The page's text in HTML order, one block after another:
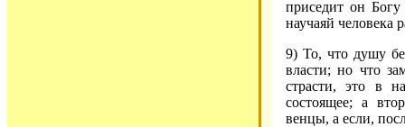
приседит он
научаяй человека
9) То, что душу
власти; но что
страсти, это в
состоящее; а
венцы, а если,